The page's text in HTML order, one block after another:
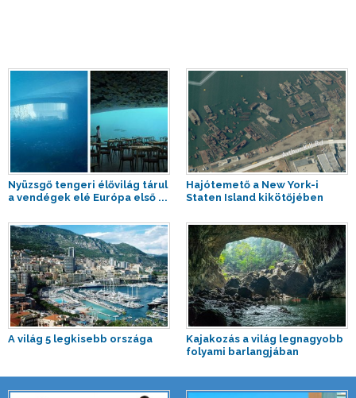
Nyüzsgő tengeri élővilág tárul
a vendégek elé Európa első ...
Hajótemető a New York-i
Staten Island kikötőjében
A világ 5 legkisebb országa
Kajakozás a világ legnagyobb
folyami barlangjában